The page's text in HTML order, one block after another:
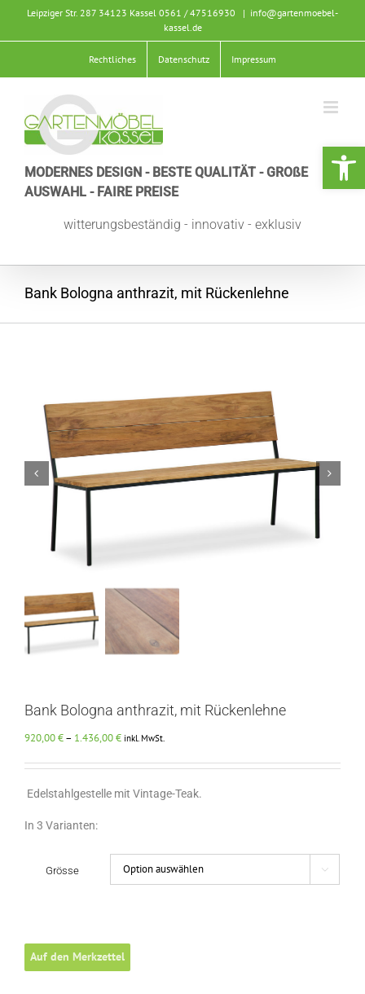
springen
Leipziger Str. 287 34123 Kassel 0561 / 47516930 | info@gartenmoebel-
kassel.de
Rechtliches Datenschutz Impressum
MODERNES DESIGN - BESTE QUALITÄT - GROßE
AUSWAHL - FAIRE PREISE
witterungsbeständig - innovativ - exklusiv
Bank Bologna anthrazit, mit Rückenlehne
Bank Bologna anthrazit, mit Rückenlehne
920,00€– 1.436,00€Preisspanne:
bis
1.436,00 €
inkl. MwSt.
Edelstahlgestelle mit Vintage-Teak.
In 3 Varianten:
Grösse 
Auf den Merkzettel